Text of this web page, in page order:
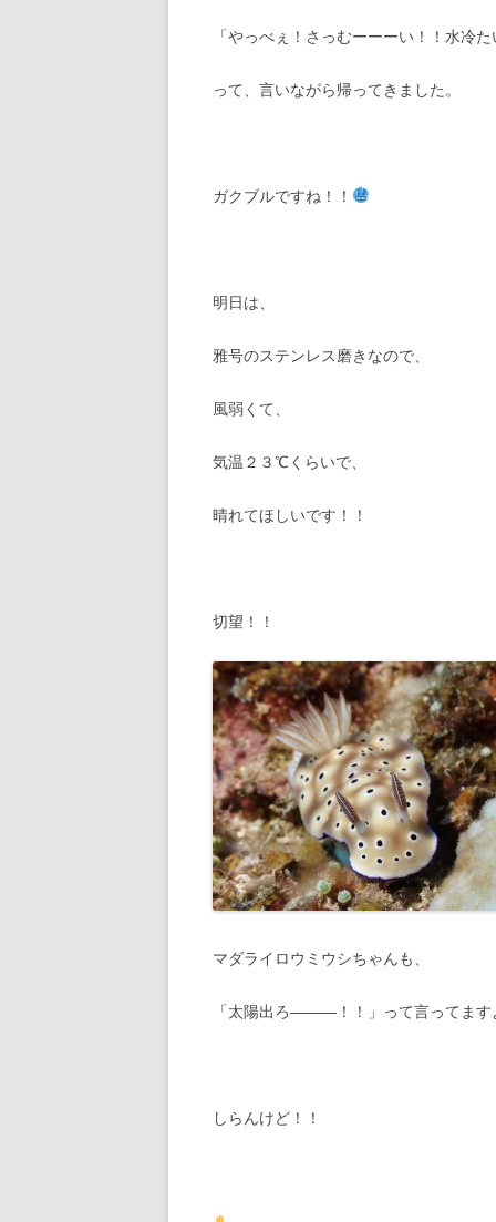
「やっべぇ！さっむーーーい！！水冷
って、言いながら帰ってきました。
ガクブルですね！！
明日は、
雅号のステンレス磨きなので、
風弱くて、
気温２３℃くらいで、
晴れてほしいです！！
切望！！
マダライロウミウシちゃんも、
「太陽出ろ―――！！」って言ってます
しらんけど！！